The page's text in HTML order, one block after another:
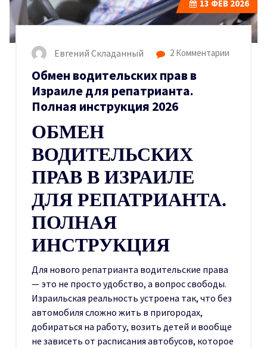
13 ФЕВ 2026
Евгений Складанный 2 Комментарии
Обмен водительских прав в
Израиле для репатрианта.
Полная инструкция 2026
ОБМЕН
ВОДИТЕЛЬСКИХ
ПРАВ В ИЗРАИЛЕ
ДЛЯ РЕПАТРИАНТА.
ПОЛНАЯ
ИНСТРУКЦИЯ
Для нового репатрианта водительские права
— это не просто удобство, а вопрос свободы.
Израильская реальность устроена так, что без
автомобиля сложно жить в пригородах,
добираться на работу, возить детей и вообще
не зависеть от расписания автобусов, которое